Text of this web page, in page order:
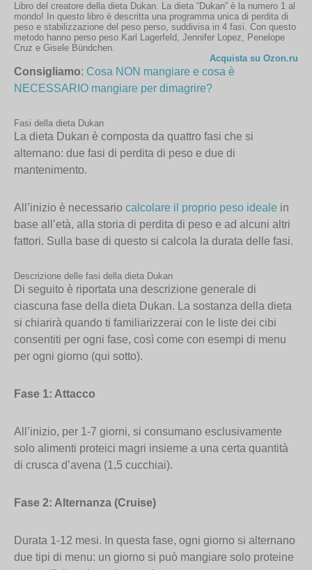
Libro del creatore della dieta Dukan. La dieta “Dukan” è la numero 1 al
mondo! In questo libro è descritta una programma unica di perdita di
peso e stabilizzazione del peso perso, suddivisa in 4 fasi. Con questo
metodo hanno perso peso Karl Lagerfeld, Jennifer Lopez, Penelope
Cruz e Gisele Bündchen.
Acquista su Ozon.ru
Consigliamo: Cosa NON mangiare e cosa è
NECESSARIO mangiare per dimagrire?
Fasi della dieta Dukan
La dieta Dukan è composta da quattro fasi che si
alternano: due fasi di perdita di peso e due di
mantenimento.
All’inizio è necessario calcolare il proprio peso ideale in
base all’età, alla storia di perdita di peso e ad alcuni altri
fattori. Sulla base di questo si calcola la durata delle fasi.
Descrizione delle fasi della dieta Dukan
Di seguito è riportata una descrizione generale di
ciascuna fase della dieta Dukan. La sostanza della dieta
si chiarirà quando ti familiarizzerai con le liste dei cibi
consentiti per ogni fase, così come con esempi di menu
per ogni giorno (qui sotto).
Fase 1: Attacco
All’inizio, per 1-7 giorni, si consumano esclusivamente
solo alimenti proteici magri insieme a una certa quantità
di crusca d’avena (1,5 cucchiai).
Fase 2: Alternanza (Cruise)
Durata 1-12 mesi. In questa fase, ogni giorno si alternano
due tipi di menu: un giorno si può mangiare solo proteine